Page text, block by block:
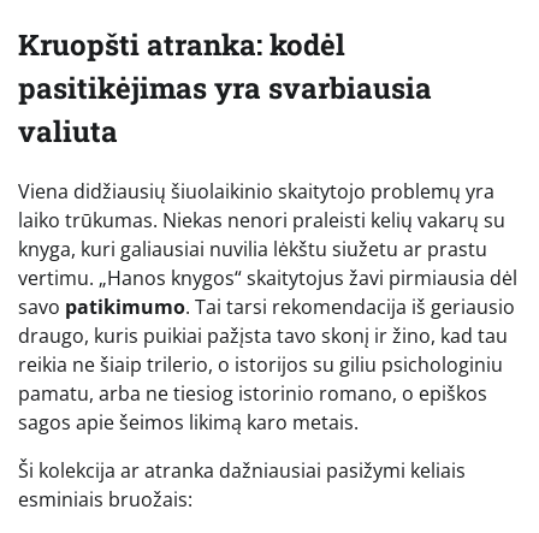
Kruopšti atranka: kodėl
pasitikėjimas yra svarbiausia
valiuta
Viena didžiausių šiuolaikinio skaitytojo problemų yra
laiko trūkumas. Niekas nenori praleisti kelių vakarų su
knyga, kuri galiausiai nuvilia lėkštu siužetu ar prastu
vertimu. „Hanos knygos“ skaitytojus žavi pirmiausia dėl
savo patikimumo. Tai tarsi rekomendacija iš geriausio
draugo, kuris puikiai pažįsta tavo skonį ir žino, kad tau
reikia ne šiaip trilerio, o istorijos su giliu psichologiniu
pamatu, arba ne tiesiog istorinio romano, o epiškos
sagos apie šeimos likimą karo metais.
Ši kolekcija ar atranka dažniausiai pasižymi keliais
esminiais bruožais: